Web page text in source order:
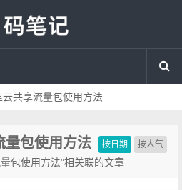
共享流量包使用方法
按日期 按人气
量包使用方法
包使用方法”相关联的文章